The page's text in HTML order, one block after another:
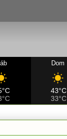
Dom
43°C
33°C